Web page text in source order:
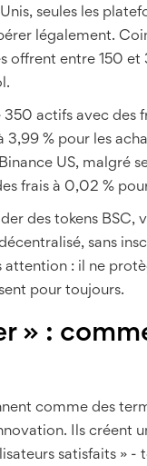
seules les
légalement.
offrent entre 150
actifs avec des
3,99 % pour les
US, malgré
frais à 0,02 %
des tokens BSC,
sans
: il ne
pour toujours.
» :
comme des
Ils créent
satisfaits »